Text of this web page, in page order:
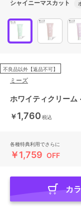
シャイニーマスカット
不良品以外【返品不可】
ミーズ
ホワイティクリー
￥1,760 税込
各種特典利用でさらに
￥1,759 OFF
カ